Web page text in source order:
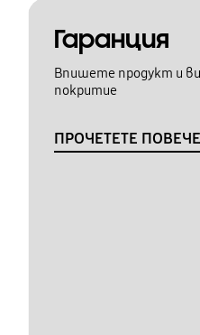
Гаранция
Впишете продукт и
покритие
ПРОЧЕТЕТЕ ПОВЕЧЕ